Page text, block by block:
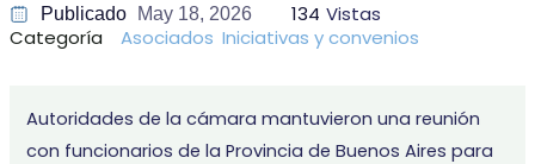
Publicado May 18, 2026 134 Vistas
Categoría
Asociados Iniciativas y convenios
Autoridades de la cámara mantuvieron una reunión
con funcionarios de la Provincia de Buenos Aires para